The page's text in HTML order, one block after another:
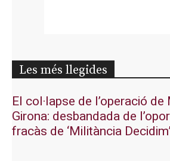
Les més llegides
El col·lapse de l’operació
Girona: desbandada de
fracàs de ‘Militància Decidim’